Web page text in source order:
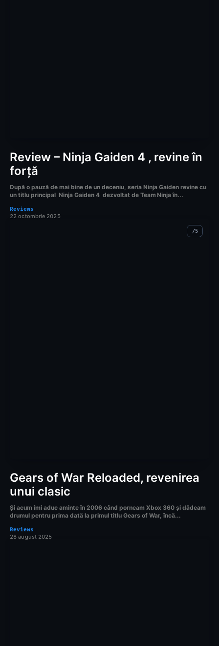
Review – Ninja Gaiden 4 , revine în
forță
După o pauză de mai bine de un deceniu, seria Ninja Gaiden revine cu
un titlu principal Ninja Gaiden 4 dezvoltat de Team Ninja în...
Reviews
22 octombrie 2025
Gears of War Reloaded, revenirea
unui clasic
Și acum îmi aduc aminte în 2006 când porneam Xbox 360 și dădeam
drumul pentru prima dată la primul titlu Gears of War, încă...
Reviews
28 august 2025